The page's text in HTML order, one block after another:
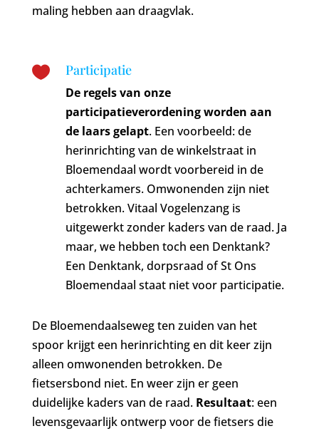
maling hebben aan draagvlak.
 Participatie
De regels van onze
participatieverordening worden aan
de laars gelapt. Een voorbeeld: de
herinrichting van de winkelstraat in
Bloemendaal wordt voorbereid in de
achterkamers. Omwonenden zijn niet
betrokken. Vitaal Vogelenzang is
uitgewerkt zonder kaders van de raad. Ja
maar, we hebben toch een Denktank?
Een Denktank, dorpsraad of St Ons
Bloemendaal staat niet voor participatie.
De Bloemendaalseweg ten zuiden van het
spoor krijgt een herinrichting en dit keer zijn
alleen omwonenden betrokken. De
fietsersbond niet. En weer zijn er geen
duidelijke kaders van de raad. Resultaat: een
levensgevaarlijk ontwerp voor de fietsers die